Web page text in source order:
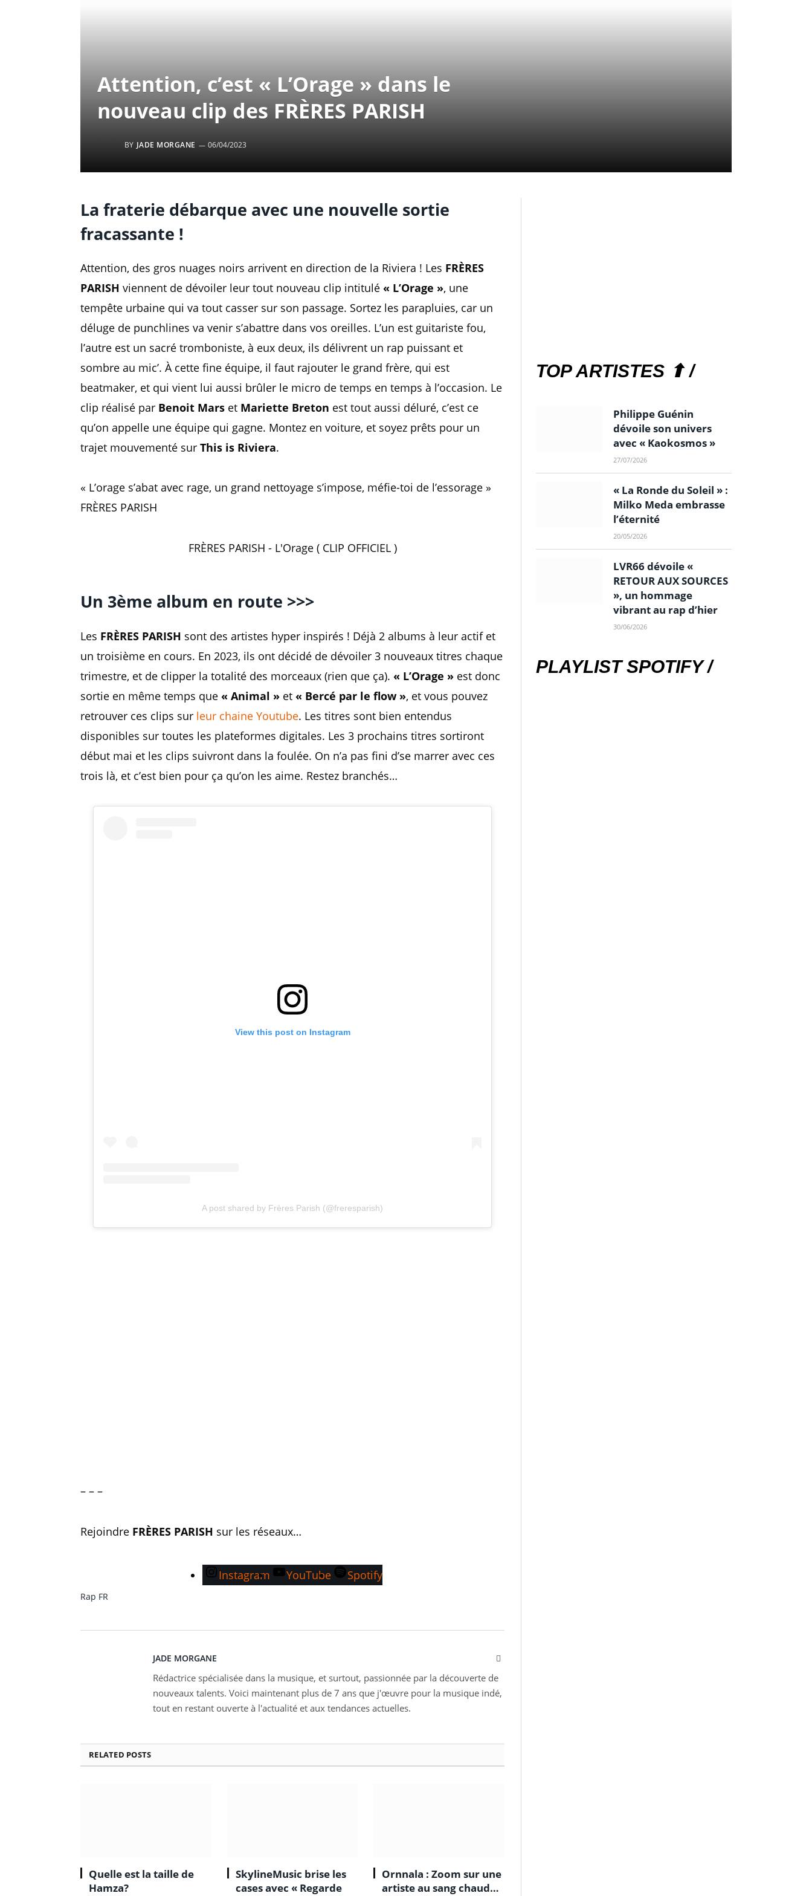
Attention, c’est « L’Orage » dans le
nouveau clip des FRÈRES PARISH
BY JADE MORGANE 06/04/2023
La fraterie débarque avec une nouvelle sortie
fracassante !
Attention, des gros nuages noirs arrivent en direction de la Riviera ! Les FRÈRES
PARISH viennent de dévoiler leur tout nouveau clip intitulé « L’Orage », une
tempête urbaine qui va tout casser sur son passage. Sortez les parapluies, car un
déluge de punchlines va venir s’abattre dans vos oreilles. L’un est guitariste fou,
l’autre est un sacré tromboniste, à eux deux, ils délivrent un rap puissant et
sombre au mic’. À cette fine équipe, il faut rajouter le grand frère, qui est
beatmaker, et qui vient lui aussi brûler le micro de temps en temps à l’occasion. Le
clip réalisé par Benoit Mars et Mariette Breton est tout aussi déluré, c’est ce
qu’on appelle une équipe qui gagne. Montez en voiture, et soyez prêts pour un
trajet mouvementé sur This is Riviera.
« L’orage s’abat avec rage, un grand nettoyage s’impose, méfie-toi de l’essorage »
FRÈRES PARISH
FRÈRES PARISH - L'Orage ( CLIP OFFICIEL )
Un 3ème album en route >>>
Les FRÈRES PARISH sont des artistes hyper inspirés ! Déjà 2 albums à leur actif et
un troisième en cours. En 2023, ils ont décidé de dévoiler 3 nouveaux titres chaque
trimestre, et de clipper la totalité des morceaux (rien que ça). « L’Orage » est donc
sortie en même temps que « Animal » et « Bercé par le flow », et vous pouvez
retrouver ces clips sur leur chaine Youtube. Les titres sont bien entendus
disponibles sur toutes les plateformes digitales. Les 3 prochains titres sortiront
début mai et les clips suivront dans la foulée. On n’a pas fini d’se marrer avec ces
trois là, et c’est bien pour ça qu’on les aime. Restez branchés…
View this post on Instagram
A post shared by Frères Parish (@freresparish)
– – –
Rejoindre FRÈRES PARISH sur les réseaux…
Instagram YouTube Spotify
Rap FR
JADE MORGANE
Rédactrice spécialisée dans la musique, et surtout, passionnée par la découverte de
nouveaux talents. Voici maintenant plus de 7 ans que j'œuvre pour la musique indé,
tout en restant ouverte à l'actualité et aux tendances actuelles.
RELATED POSTS
Quelle est la taille de
Hamza?
SkylineMusic brise les
cases avec « Regarde
Ornnala : Zoom sur une
artiste au sang chaud…
TOP ARTISTES ⬆ /
Philippe Guénin
dévoile son univers
avec « Kaokosmos »
27/07/2026
« La Ronde du Soleil » :
Milko Meda embrasse
l’éternité
20/05/2026
LVR66 dévoile «
RETOUR AUX SOURCES
», un hommage
vibrant au rap d’hier
30/06/2026
PLAYLIST SPOTIFY /